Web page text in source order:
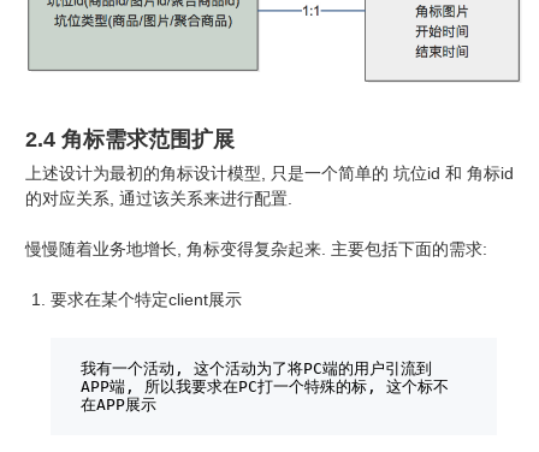
2.4 角标需求范围扩展
上述设计为最初的角标设计模型, 只是一个简单的 坑位id 和 角标id
的对应关系, 通过该关系来进行配置.
慢慢随着业务地增长, 角标变得复杂起来. 主要包括下面的需求:
要求在某个特定client展示
我有一个活动, 这个活动为了将PC端的用户引流到
APP端, 所以我要求在PC打一个特殊的标, 这个标不
在APP展示